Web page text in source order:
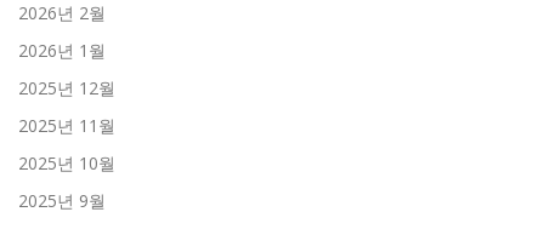
2026년 2월
2026년 1월
2025년 12월
2025년 11월
2025년 10월
2025년 9월